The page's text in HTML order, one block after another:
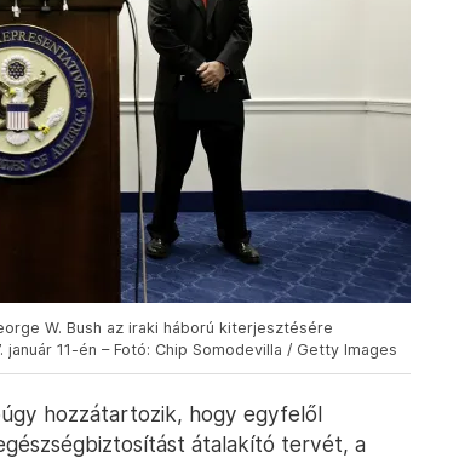
W. Bush az iraki háború kiterjesztésére
11-én – Fotó: Chip Somodevilla / Getty Images
hozzátartozik, hogy egyfelől
átalakító tervét, a